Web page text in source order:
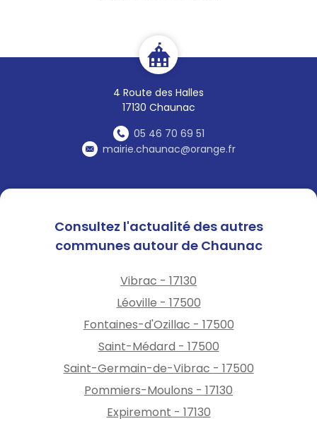
4 Route des Halles
17130 Chaunac
05 46 70 69 51
mairie.chaunac@orange.fr
Consultez l'actualité des autres
communes autour de Chaunac
Vibrac - 17130
Léoville - 17500
Fontaines-d'Ozillac - 17500
Saint-Médard - 17500
Saint-Germain-de-Vibrac - 17500
Pommiers-Moulons - 17130
Expiremont - 17130